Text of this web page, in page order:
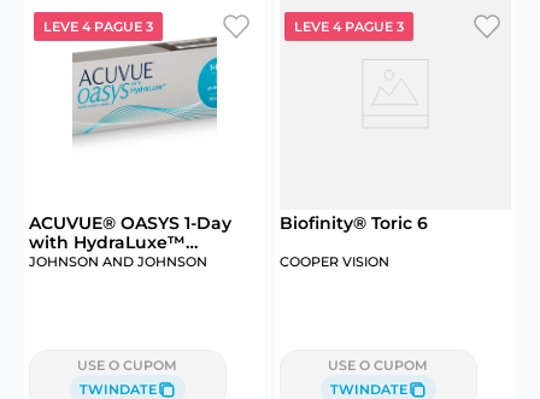
LEVE 4 PAGUE 3
ACUVUE® OASYS 1-Day
with HydraLuxe™
Technology 30
JOHNSON AND JOHNSON
USE O CUPOM
TWINDATE
LEVE 4 PAGUE 3
Biofinity® Toric 6
COOPER VISION
USE O CUPOM
TWINDATE